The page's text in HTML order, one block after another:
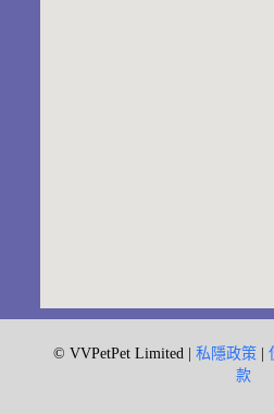
© VVPetPet Limited |私隱政策 |
款